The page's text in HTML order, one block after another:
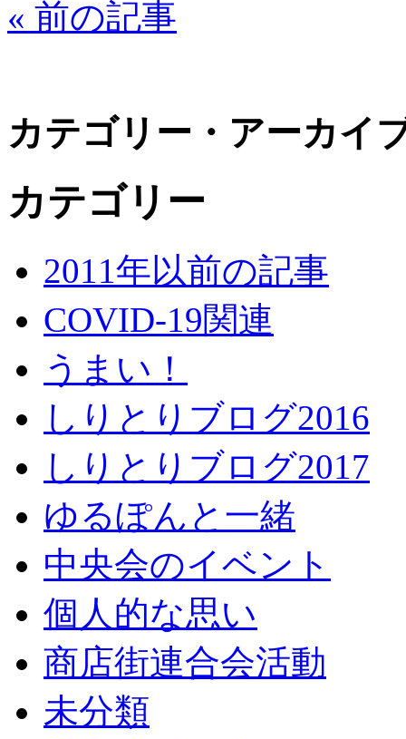
« 前の記事
カテゴリー・アーカイ
カテゴリー
2011年以前の記事
COVID-19関連
うまい！
しりとりブログ2016
しりとりブログ2017
ゆるぽんと一緒
中央会のイベント
個人的な思い
商店街連合会活動
未分類